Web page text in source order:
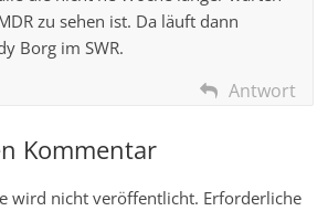
zu sehen ist. Da läuft dann
Borg im SWR.
Antwort
Kommentar
wird nicht veröffentlicht. Erforderliche